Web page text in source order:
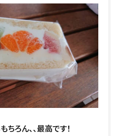
ろん、、最高です！